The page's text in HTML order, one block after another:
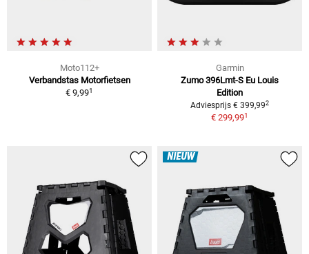
Moto112+
Verbandstas Motorfietsen
€ 9,991
Garmin
Zumo 396Lmt-S Eu Louis
Edition
Adviesprijs € 399,992
€ 299,991
NIEUW